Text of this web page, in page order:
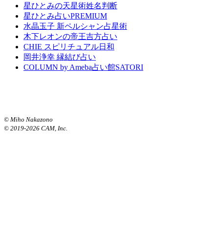
星ひとみの天星術姓名判断
星ひとみ占いPREMIUM
水晶玉子 新ペルシャン占星術
木下レオンの帝王吉方占い
CHIE スピリチュアル日和
岡井浄幸 縁結び占い
COLUMN by Ameba占い館SATORI
© Miho Nakazono
© 2019-2026 CAM, Inc.